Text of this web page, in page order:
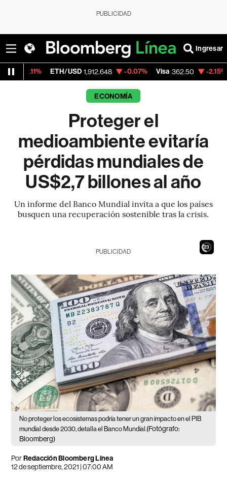
PUBLICIDAD
Ingresar
ETH/USD 1,912.648 -0.07% Visa 362.50 -2.15%
ECONOMÍA
Proteger el
medioambiente evitaría
pérdidas mundiales de
US$2,7 billones al año
Un informe del Banco Mundial invita a que los países
busquen una recuperación sostenible tras la crisis.
21
PUBLICIDAD
No proteger los ecosistemas podría tener un gran impacto en el PIB
mundial desde 2030, detalla el Banco Mundial.(Fotógrafo:
Bloomberg)
PorRedacción Bloomberg Línea
12 de septiembre, 2021 | 07:00 AM